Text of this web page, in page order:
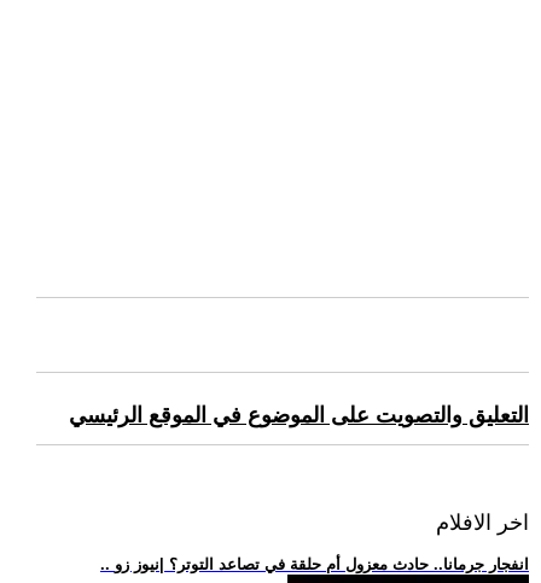
التعليق والتصويت على الموضوع في الموقع الرئيسي
اخر الافلام
.. انفجار جرمانا.. حادث معزول أم حلقة في تصاعد التوتر؟ |نيوز زو